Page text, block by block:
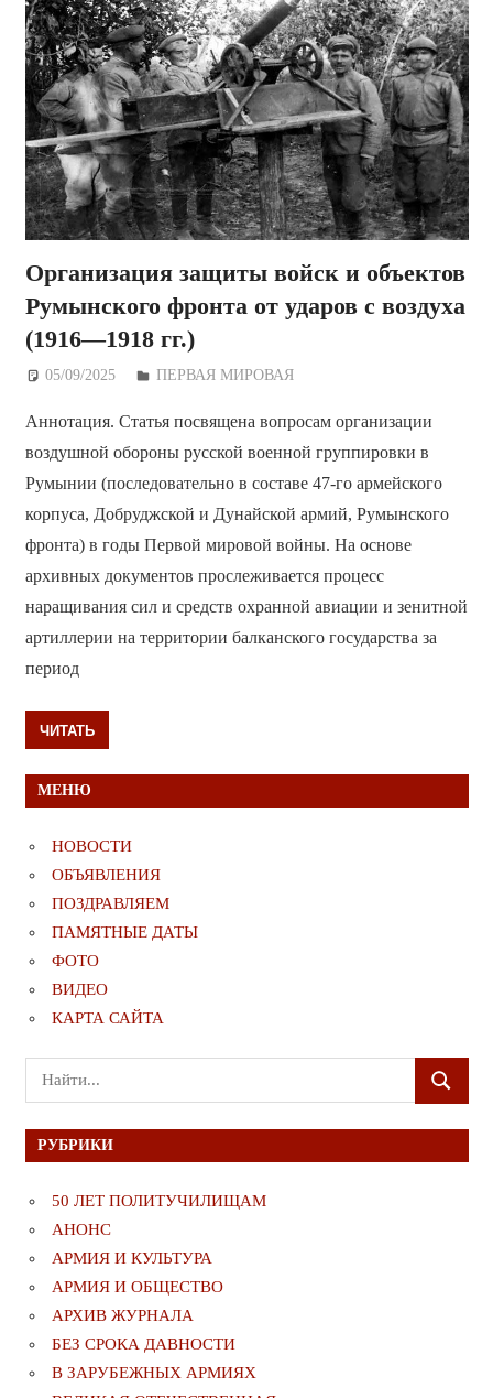
Организация защиты войск и объектов
Румынского фронта от ударов с воздуха
(1916—1918 гг.)
05/09/2025 Дежурный по Редакции
ПЕРВАЯ МИРОВАЯ
Аннотация. Статья посвящена вопросам организации
воздушной обороны русской военной группировки в
Румынии (последовательно в составе 47-го армейского
корпуса, Добруджской и Дунайской армий, Румынского
фронта) в годы Первой мировой войны. На основе
архивных документов прослеживается процесс
наращивания сил и средств охранной авиации и зенитной
артиллерии на территории балканского государства за
период
ЧИТАТЬ
МЕНЮ
НОВОСТИ
ОБЪЯВЛЕНИЯ
ПОЗДРАВЛЯЕМ
ПАМЯТНЫЕ ДАТЫ
ФОТО
ВИДЕО
КАРТА САЙТА
Поиск
для:
ПОИСК
РУБРИКИ
50 ЛЕТ ПОЛИТУЧИЛИЩАМ
АНОНС
АРМИЯ И КУЛЬТУРА
АРМИЯ И ОБЩЕСТВО
АРХИВ ЖУРНАЛА
БЕЗ СРОКА ДАВНОСТИ
В ЗАРУБЕЖНЫХ АРМИЯХ